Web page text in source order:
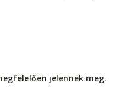
jelennek meg.